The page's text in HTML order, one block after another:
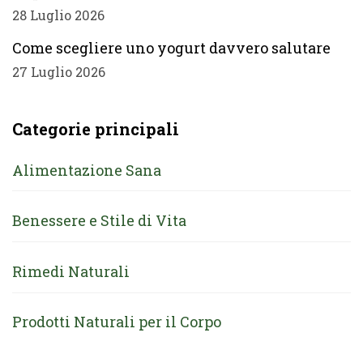
28 Luglio 2026
Come scegliere uno yogurt davvero salutare
27 Luglio 2026
Categorie principali
Alimentazione Sana
Benessere e Stile di Vita
Rimedi Naturali
Prodotti Naturali per il Corpo